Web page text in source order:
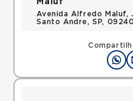
Maluf
Avenida Alfredo Maluf,
Santo Andre, SP,